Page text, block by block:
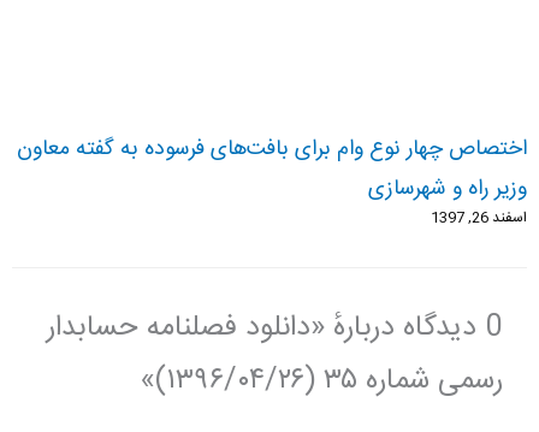
اختصاص چهار نوع وام برای بافت‌های فرسوده به گفته معاون
وزیر راه و شهرسازی
اسفند 26, 1397
0 دیدگاه دربارهٔ «دانلود فصلنامه حسابدار
رسمی شماره ۳۵ (۱۳۹۶/۰۴/۲۶)»